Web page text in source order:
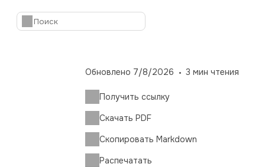
Обновлено 7/8/2026 3 мин чтения
Получить ссылку
Скачать PDF
Скопировать Markdown
Распечатать